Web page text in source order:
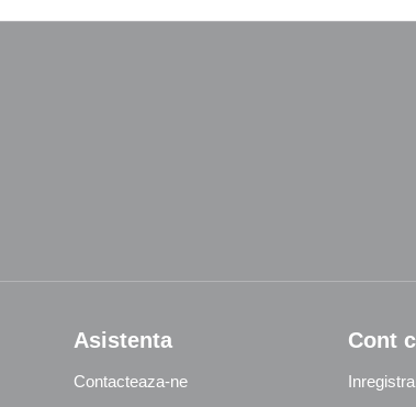
Asistenta
Contacteaza-ne
Cont